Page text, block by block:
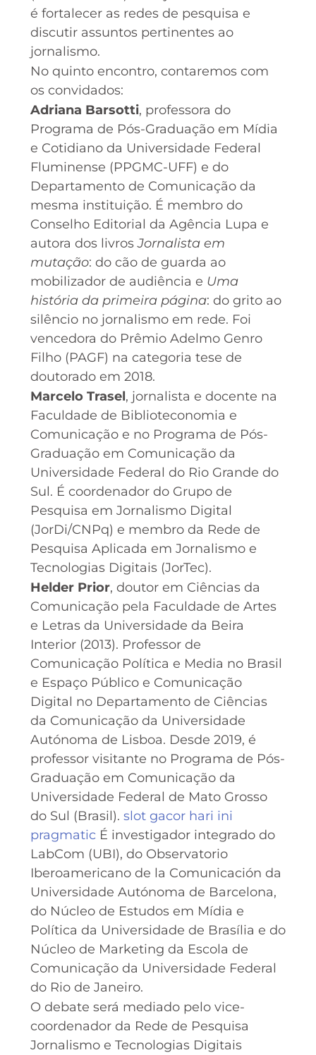
é fortalecer as redes de pesquisa e
discutir assuntos pertinentes ao
jornalismo.
No quinto encontro, contaremos com
os convidados:
Adriana Barsotti, professora do
Programa de Pós-Graduação em Mídia
e Cotidiano da Universidade Federal
Fluminense (PPGMC-UFF) e do
Departamento de Comunicação da
mesma instituição. É membro do
Conselho Editorial da Agência Lupa e
autora dos livrosJornalista em
mutação: do cão de guarda ao
mobilizador de audiência e Uma
história da primeira página: do grito ao
silêncio no jornalismo em rede. Foi
vencedora do Prêmio Adelmo Genro
Filho (PAGF) na categoria tese de
doutorado em 2018.
Marcelo Trasel, jornalista e docente na
Faculdade de Biblioteconomia e
Comunicação e no Programa de Pós-
Graduação em Comunicação da
Universidade Federal do Rio Grande do
Sul. É coordenador do Grupo de
Pesquisa em Jornalismo Digital
(JorDi/CNPq) e membro da Rede de
Pesquisa Aplicada em Jornalismo e
Tecnologias Digitais (JorTec).
Helder Prior, doutor em Ciências da
Comunicação pela Faculdade de Artes
e Letras da Universidade da Beira
Interior (2013). Professor de
Comunicação Política e Media no Brasil
e Espaço Público e Comunicação
Digital no Departamento de Ciências
da Comunicação da Universidade
Autónoma de Lisboa. Desde 2019, é
professor visitante no Programa de Pós-
Graduação em Comunicação da
Universidade Federal de Mato Grosso
do Sul (Brasil). slot gacor hari ini
pragmaticÉ investigador integrado do
LabCom (UBI), do Observatorio
Iberoamericano de la Comunicación da
Universidade Autónoma de Barcelona,
do Núcleo de Estudos em Mídia e
Política da Universidade de Brasília e do
Núcleo de Marketing da Escola de
Comunicação da Universidade Federal
do Rio de Janeiro.
O debate será mediado pelo vice-
coordenador da Rede de Pesquisa
Jornalismo e Tecnologias Digitais